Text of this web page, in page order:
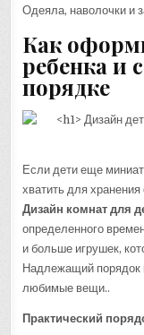
Одеяла, наволочки и
Как
ребенка и
порядке
Если дети еще
хватить для
Дизайн комнат для
определенного
и больше игрушек,
Надлежащий порядок
любимые вещи..
Практический